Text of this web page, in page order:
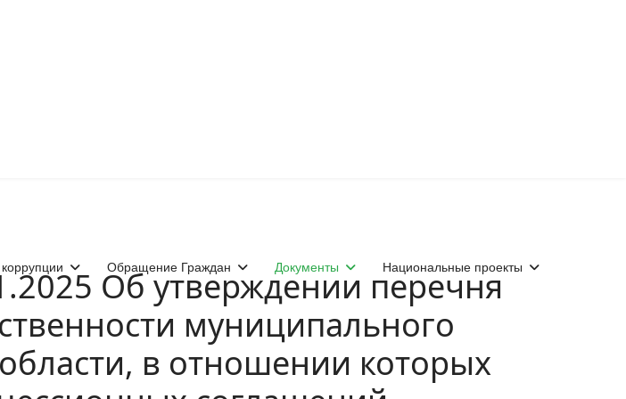
Обращение Граждан Документы Национальные проекты
Об утверждении перечня
муниципального
в отношении которых